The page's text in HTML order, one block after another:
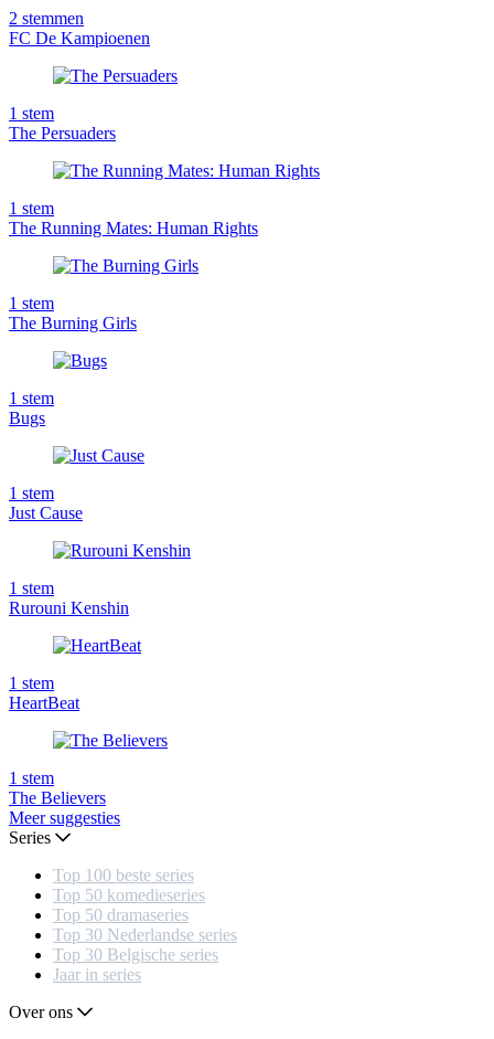
2 stemmen
FC De Kampioenen
1 stem
The Persuaders
1 stem
The Running Mates: Human Rights
1 stem
The Burning Girls
1 stem
Bugs
1 stem
Just Cause
1 stem
Rurouni Kenshin
1 stem
HeartBeat
1 stem
The Believers
Meer suggesties
Series
Top 100 beste series
Top 50 komedieseries
Top 50 dramaseries
Top 30 Nederlandse series
Top 30 Belgische series
Jaar in series
Over ons